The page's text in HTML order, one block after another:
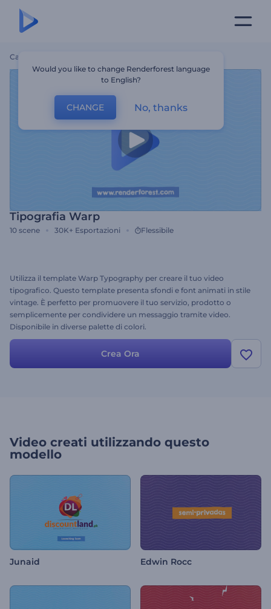
Casa
Tipografia Warp
10 scene 30K+ Esportazioni Flessibile
Utilizza il template Warp Typography per creare il tuo video
tipografico. Questo template presenta sfondi e font animati in stile
vintage. È perfetto per promuovere il tuo servizio, prodotto o
semplicemente per condividere un messaggio tramite video.
Disponibile in diverse palette di colori.
Crea Ora
Video creati utilizzando questo
modello
Junaid Edwin Rocc
Would you like to change Renderforest language
to English?
CHANGE No, thanks